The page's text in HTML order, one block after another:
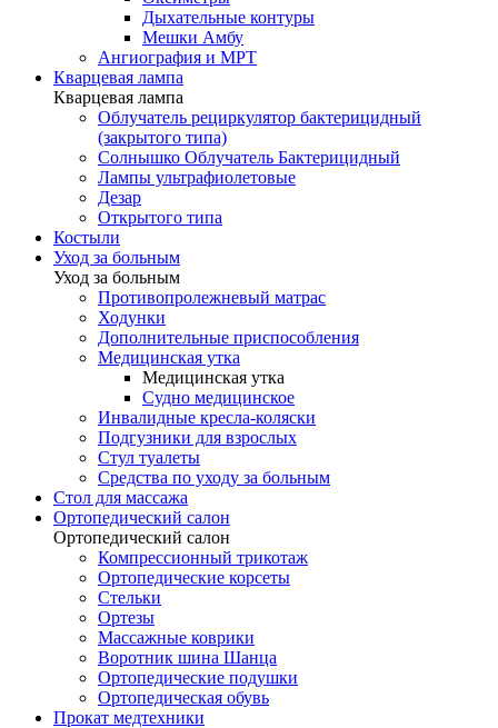
Дыхательные контуры
Мешки Амбу
Ангиография и МРТ
Кварцевая лампа
Кварцевая лампа
Облучатель рециркулятор бактерицидный
(закрытого типа)
Солнышко Облучатель Бактерицидный
Лампы ультрафиолетовые
Дезар
Открытого типа
Костыли
Уход за больным
Уход за больным
Противопролежневый матрас
Ходунки
Дополнительные приспособления
Медицинская утка
Медицинская утка
Судно медицинское
Инвалидные кресла-коляски
Подгузники для взрослых
Стул туалеты
Средства по уходу за больным
Cтол для массажа
Ортопедический салон
Ортопедический салон
Компрессионный трикотаж
Ортопедические корсеты
Стельки
Ортезы
Массажные коврики
Воротник шина Шанца
Ортопедические подушки
Ортопедическая обувь
Прокат медтехники